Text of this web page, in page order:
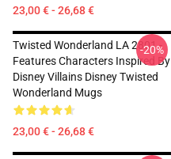
23,00 € - 26,68 €
Twisted Wonderland LA 2801 -
Features Characters Inspired By
Disney Villains Disney Twisted
Wonderland Mugs
23,00 € - 26,68 €
-20%